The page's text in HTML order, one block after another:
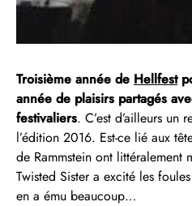
Troisième année de Hellfest
année de plaisirs partagés
festivaliers. C’est d’ailleurs un
l’édition 2016. Est-ce lié aux
de Rammstein ont littéralement
Twisted Sister a excité les
en a ému beaucoup…